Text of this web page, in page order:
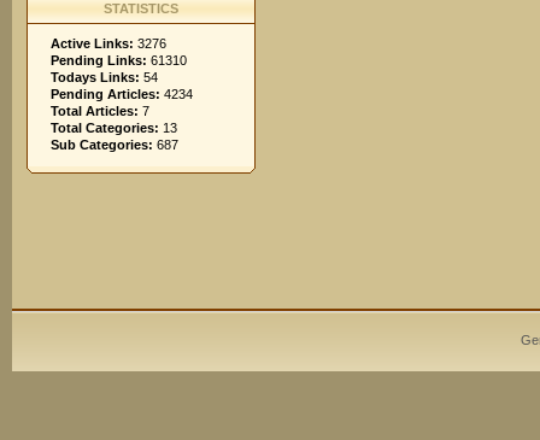
STATISTICS
Active Links: 3276
Pending Links: 61310
Todays Links: 54
Pending Articles: 4234
Total Articles: 7
Total Categories: 13
Sub Categories: 687